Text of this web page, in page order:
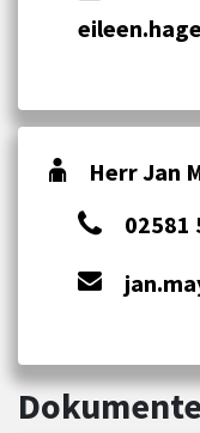
Herr Jan
02581
Dokumente